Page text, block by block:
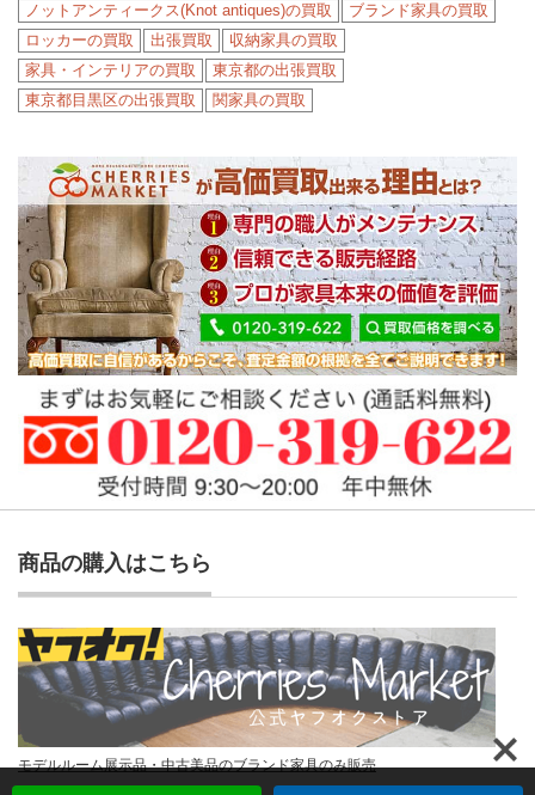
ノットアンティークス(Knot antiques)の買取
ブランド家具の買取
ロッカーの買取
出張買取
収納家具の買取
家具・インテリアの買取
東京都の出張買取
東京都目黒区の出張買取
関家具の買取
商品の購入はこちら
モデルルーム展示品・中古美品のブランド家具のみ販売